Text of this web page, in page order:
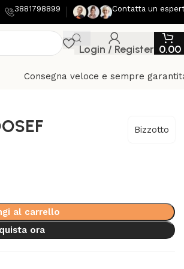
3881798899 Contatta un
Login / Register 0.00
Consegna veloce e sempre
Bizzotto
al carrello
ora